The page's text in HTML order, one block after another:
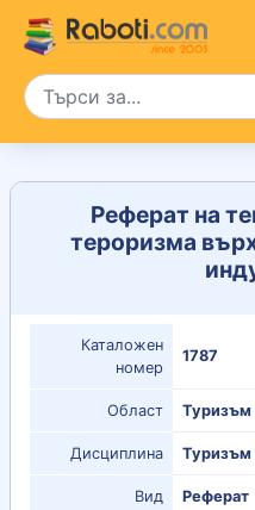
Реферат на
тероризма
Каталожен
номер
1787
Област Туризъм
Дисциплина Туризъм
Вид Реферат